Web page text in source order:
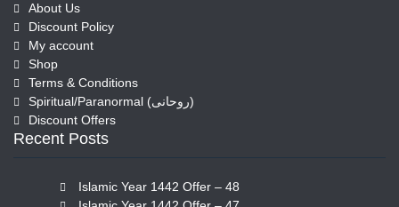
About Us
Discount Policy
My account
Shop
Terms & Conditions
Spiritual/Paranormal (روحانی)
Discount Offers
Recent Posts
Islamic Year 1442 Offer – 48